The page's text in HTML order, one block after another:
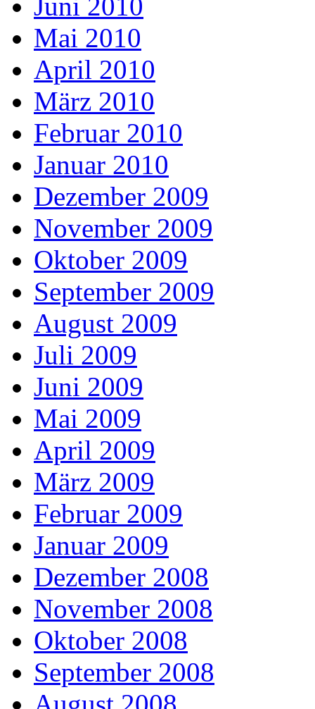
Juni 2010
Mai 2010
April 2010
März 2010
Februar 2010
Januar 2010
Dezember 2009
November 2009
Oktober 2009
September 2009
August 2009
Juli 2009
Juni 2009
Mai 2009
April 2009
März 2009
Februar 2009
Januar 2009
Dezember 2008
November 2008
Oktober 2008
September 2008